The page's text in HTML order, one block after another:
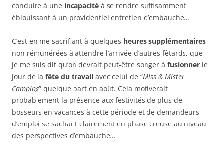
conduire à une incapacité à se rendre suffisamment
éblouissant à un providentiel entretien d’embauche…
C’est en me sacrifiant à quelques heures supplémentaires
non rémunérées à attendre l’arrivée d’autres fêtards, que
je me suis dit qu’on devrait peut-être songer à fusionner le
jour de la fête du travail avec celui de “Miss & Mister
Camping” quelque part en août. Cela motiverait
probablement la présence aux festivités de plus de
bosseurs en vacances à cette période et de demandeurs
d’emploi se sachant clairement en phase creuse au niveau
des perspectives d’embauche…